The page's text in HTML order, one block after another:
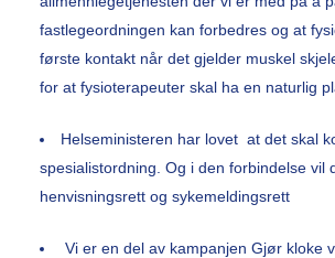
fastlegeordningen kan forbedres og at
første kontakt når det gjelder muskel
for at fysioterapeuter skal ha en naturlig
Helseministeren har lovet at det skal
spesialistordning. Og i den forbindelse vil
henvisningsrett og sykemeldingsrett
Vi er en del av kampanjen Gjør kloke